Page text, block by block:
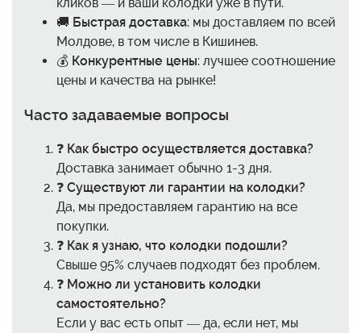
🚚 Быстрая доставка: мы доставляем по всей
Молдове, в том числе в Кишинев.
💰 Конкурентные цены: лучшее соотношение
цены и качества на рынке!
Часто задаваемые вопросы
❓ Как быстро осуществляется доставка?
Доставка занимает обычно 1-3 дня.
❓ Существуют ли гарантии на колодки?
Да, мы предоставляем гарантию на все
покупки.
❓ Как я узнаю, что колодки подошли?
Свыше 95% случаев подходят без проблем.
❓ Можно ли установить колодки
самостоятельно?
Если у вас есть опыт — да, если нет, мы